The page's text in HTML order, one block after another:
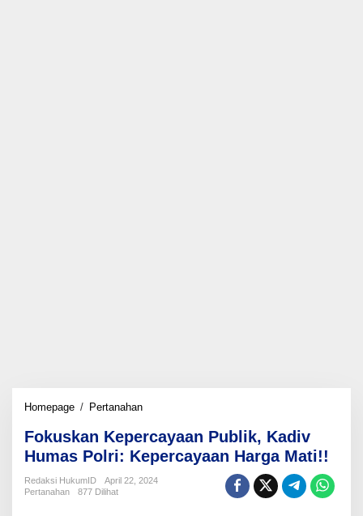
Homepage / PertanahanFokuskan
Publik,
Kadiv
Humas
Polri:
Fokuskan Kepercayaan Publik, Kadiv
Humas Polri: Kepercayaan Harga Mati!!
Redaksi HukumID
April 22, 2024
Pertanahan
877 Dilihat